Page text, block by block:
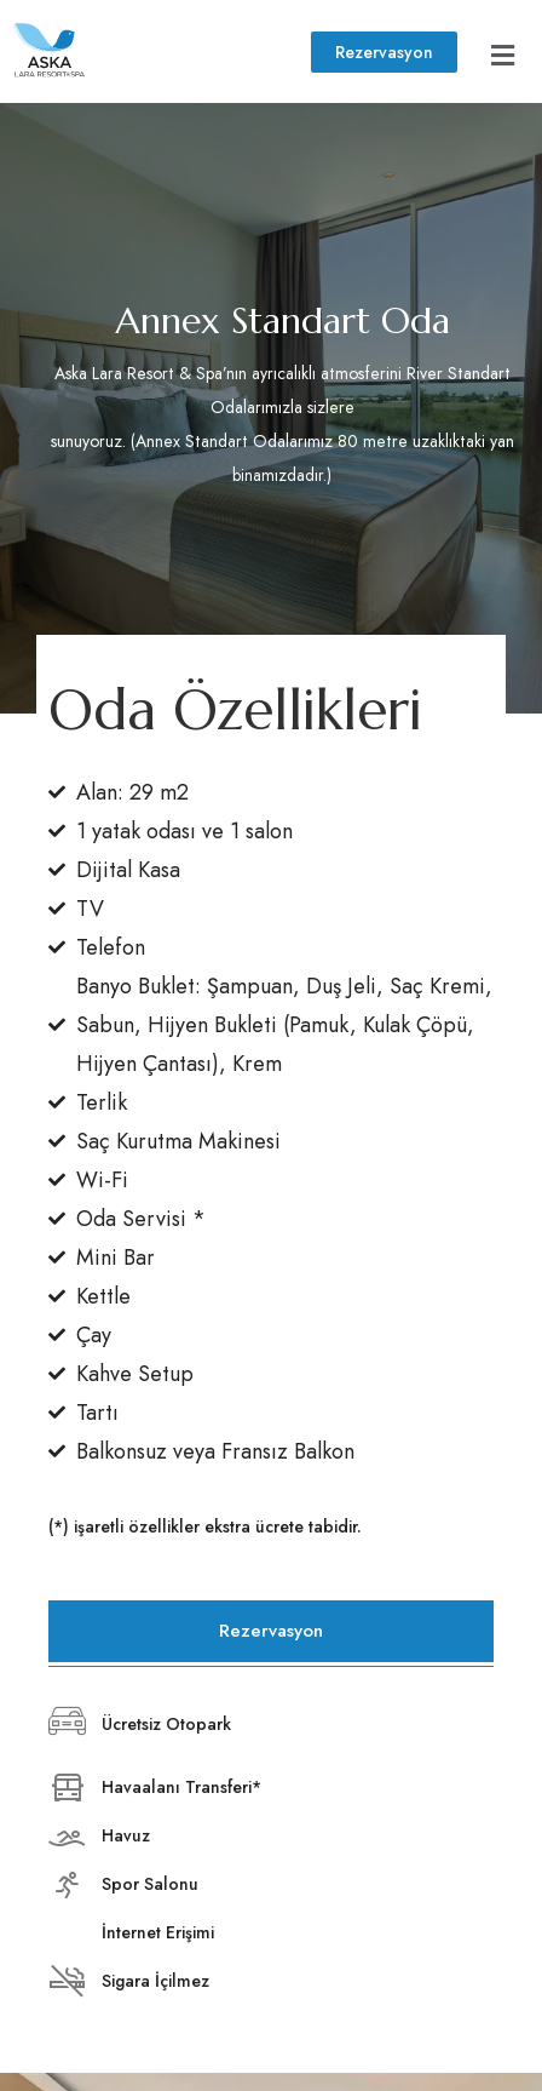
Rezervasyon
Annex Standart Oda
Aska Lara Resort & Spa’nın ayrıcalıklı atmosferini River Standart
Odalarımızla sizlere
sunuyoruz. (Annex Standart Odalarımız 80 metre uzaklıktaki yan
binamızdadır.)
Oda Özellikleri
Alan: 29 m2
1 yatak odası ve 1 salon
Dijital Kasa
TV
Telefon
Banyo Buklet: Şampuan, Duş Jeli, Saç Kremi,
Sabun, Hijyen Bukleti (Pamuk, Kulak Çöpü,
Hijyen Çantası), Krem
Terlik
Saç Kurutma Makinesi
Wi-Fi
Oda Servisi *
Mini Bar
Kettle
Çay
Kahve Setup
Tartı
Balkonsuz veya Fransız Balkon
(*) işaretli özellikler ekstra ücrete tabidir.
Rezervasyon
Ücretsiz Otopark
Havaalanı Transferi*
Havuz
Spor Salonu
İnternet Erişimi
Sigara İçilmez
Aska’nın Dünyası
Business Club
Rezervasyon
Aska News
İletişim
Sürdürülebilirlik
Rezervasyon (0242) 320 57 00